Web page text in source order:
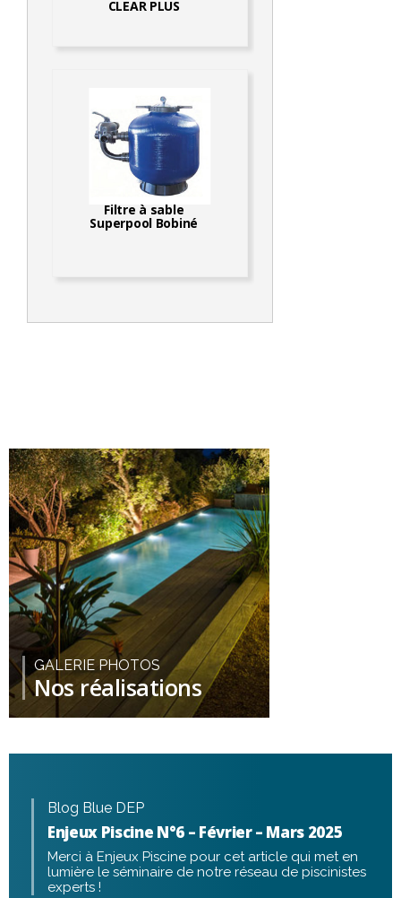
CLEAR PLUS
Filtre à sable
Superpool Bobiné
GALERIE PHOTOS
Nos réalisations
Blog Blue DEP
Enjeux Piscine N°6 – Février – Mars 2025
Merci à Enjeux Piscine pour cet article qui met en
lumière le séminaire de notre réseau de piscinistes
experts !